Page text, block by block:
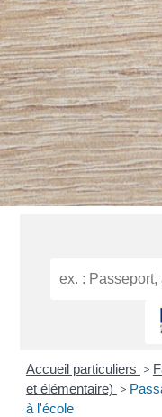
Accueil particuliers >
et élémentaire) >
à l'école